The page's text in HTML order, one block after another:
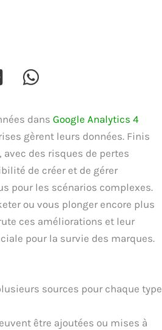
dans Google Analytics 4
gèrent leurs données. Finis
des risques de pertes
de créer et de gérer
pour les scénarios complexes.
ou vous plonger encore plus
ces améliorations et leur
pour la survie des marques.
sources pour chaque type
être ajoutées ou mises à